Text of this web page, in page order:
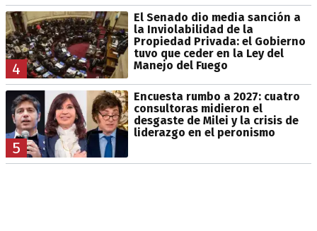
4
El Senado dio media sanción a
la Inviolabilidad de la
Propiedad Privada: el Gobierno
tuvo que ceder en la Ley del
Manejo del Fuego
5
Encuesta rumbo a 2027: cuatro
consultoras midieron el
desgaste de Milei y la crisis de
liderazgo en el peronismo